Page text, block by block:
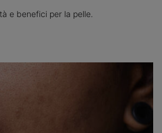
e benefici per la pelle.